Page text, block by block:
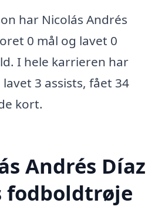
har Nicolás Andrés
0 mål og lavet 0
I hele karrieren har
3 assists, fået 34
kort.
Andrés Díaz
fodboldtrøje